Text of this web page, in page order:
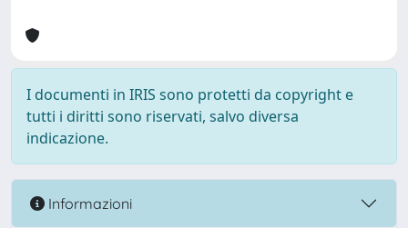
I documenti in IRIS sono protetti da copyright e
tutti i diritti sono riservati, salvo diversa
indicazione.
Informazioni